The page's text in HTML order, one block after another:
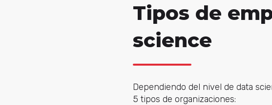
Tipos de
science
Dependiendo del nivel de data
5 tipos de organizaciones: